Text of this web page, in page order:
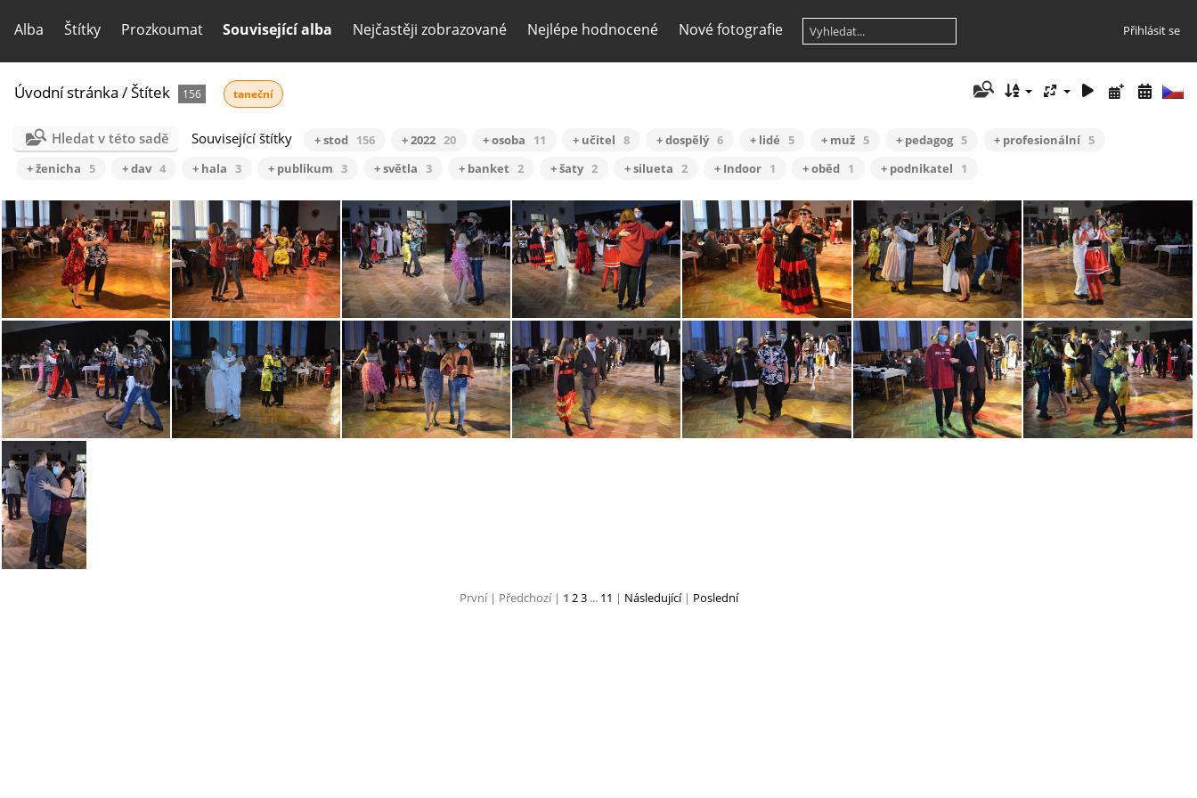
Alba Štítky Prozkoumat Související alba Nejčastěji zobrazované Nejlépe hodnocené Nové fotografie Přihlásit se
Úvodní stránka /Štítek 156 taneční
Hledat v této sadě Související štítky + stod 156 + 2022 20 + osoba 11 + učitel 8 + dospělý 6 + lidé 5 + muž 5 + pedagog 5 + profesionální 5
+ ženicha 5 + dav 4 + hala 3 + publikum 3 + světla 3 + banket 2 + šaty 2 + silueta 2 + Indoor 1 + oběd 1 + podnikatel 1
tanecni-stod-2020-prodlouzena-01 tanecni-stod-2020-prodlouzena-02 tanecni-stod-2020-prodlouzena-03 tanecni-stod-2020-prodlouzena-04 tanecni-stod-2020-prodlouzena-05 tanecni-stod-2020-prodlouzena-06 tanecni-stod-2020-prodlouzena-07
První | Předchozí | 1 23... 11 | Následující | Poslední